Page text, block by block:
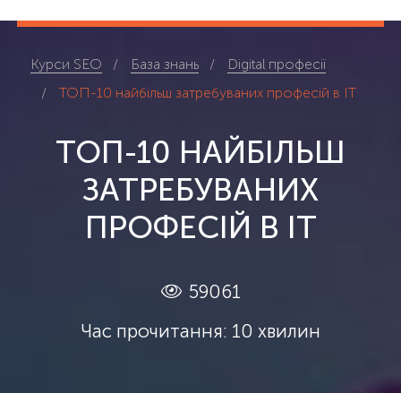
Курси SEO База знань
Digital професії
ТОП-10 найбільш затребуваних професій в IT
ТОП-10 НАЙБІЛЬШ
ЗАТРЕБУВАНИХ
ПРОФЕСІЙ В IT
59061
Час прочитання: 10 хвилин